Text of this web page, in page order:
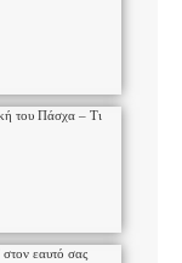
του Πάσχα – Τι
εαυτό σας